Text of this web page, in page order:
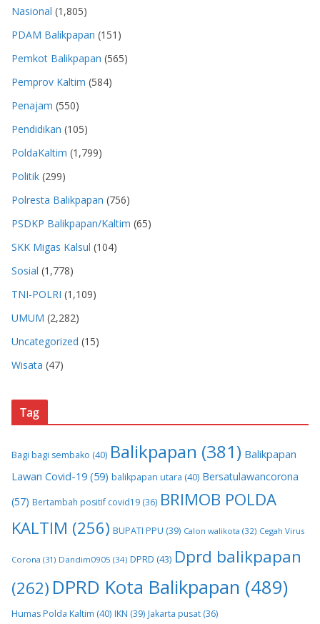
Nasional (1,805)
PDAM Balikpapan (151)
Pemkot Balikpapan (565)
Pemprov Kaltim (584)
Penajam (550)
Pendidikan (105)
PoldaKaltim (1,799)
Politik (299)
Polresta Balikpapan (756)
PSDKP Balikpapan/Kaltim (65)
SKK Migas Kalsul (104)
Sosial (1,778)
TNI-POLRI (1,109)
UMUM (2,282)
Uncategorized (15)
Wisata (47)
Tag
Bagi bagi sembako (40) Balikpapan (381) Balikpapan
Lawan Covid-19 (59) balikpapan utara (40) Bersatulawancorona
(57) Bertambah positif covid19 (36) BRIMOB POLDA
KALTIM (256) BUPATI PPU (39) Calon walikota (32) Cegah Virus
Corona (31) Dandim0905 (34) DPRD (43) Dprd balikpapan
(262) DPRD Kota Balikpapan (489)
Humas Polda Kaltim (40) IKN (39) Jakarta pusat (36)